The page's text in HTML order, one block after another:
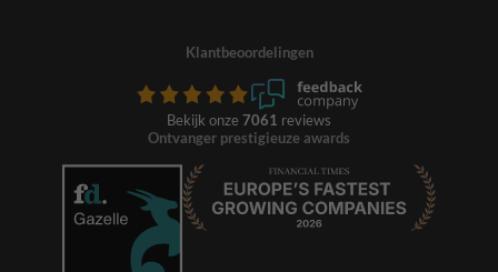
Klantbeoordelingen
Bekijk onze 7061 reviews
Ontvanger prestigieuze awards